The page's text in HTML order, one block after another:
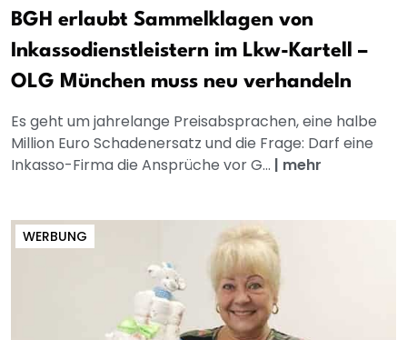
BGH erlaubt Sammelklagen von
Inkassodienstleistern im Lkw-Kartell –
OLG München muss neu verhandeln
Es geht um jahrelange Preisabsprachen, eine halbe
Million Euro Schadenersatz und die Frage: Darf eine
Inkasso-Firma die Ansprüche vor G... | mehr
WERBUNG